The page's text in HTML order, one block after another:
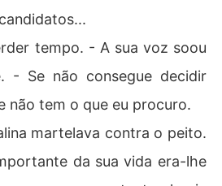
tempo. - A sua voz soou
- Se não consegue decidir
não tem o que eu procuro.
martelava contra o peito.
da sua vida era-lhe